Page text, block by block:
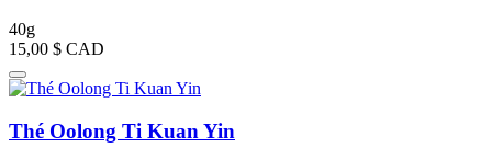
40g
15,00 $ CAD
Thé Oolong Ti Kuan Yin